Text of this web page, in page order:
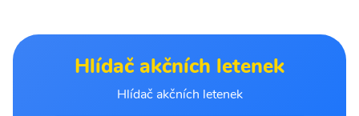
Hlídač akčních letenek
Hlídač akčních letenek